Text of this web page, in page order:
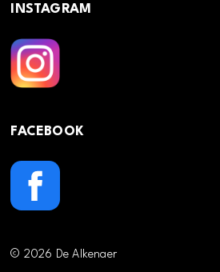
INSTAGRAM
FACEBOOK
© 2026 De Alkenaer